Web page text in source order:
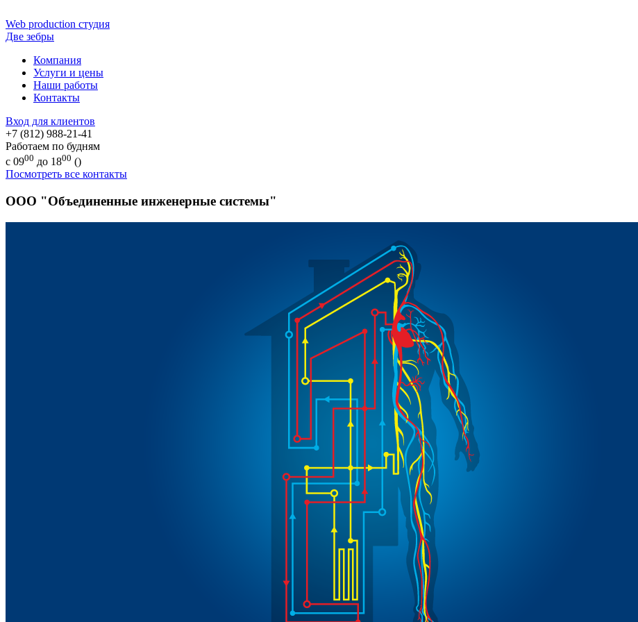
Web production студия
Две зебры
Компания
Услуги и цены
Наши работы
Контакты
Вход для клиентов
+7 (812) 988-21-41
Работаем по будням
с 0900 до 1800 ()
Посмотреть все контакты
ООО "Объединенные инженерные системы"